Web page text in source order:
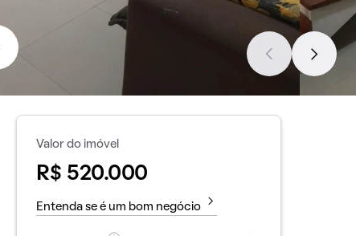
Valor do imóvel
R$ 520.000
Entenda se é um bom negócio